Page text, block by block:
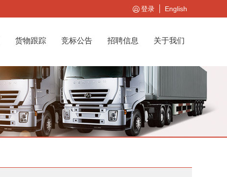
登录 English
货物跟踪 竞标公告 招聘信息 关于我们